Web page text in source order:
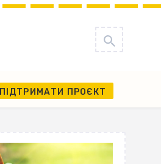
ПІДТРИМАТИ ПРОЄКТ